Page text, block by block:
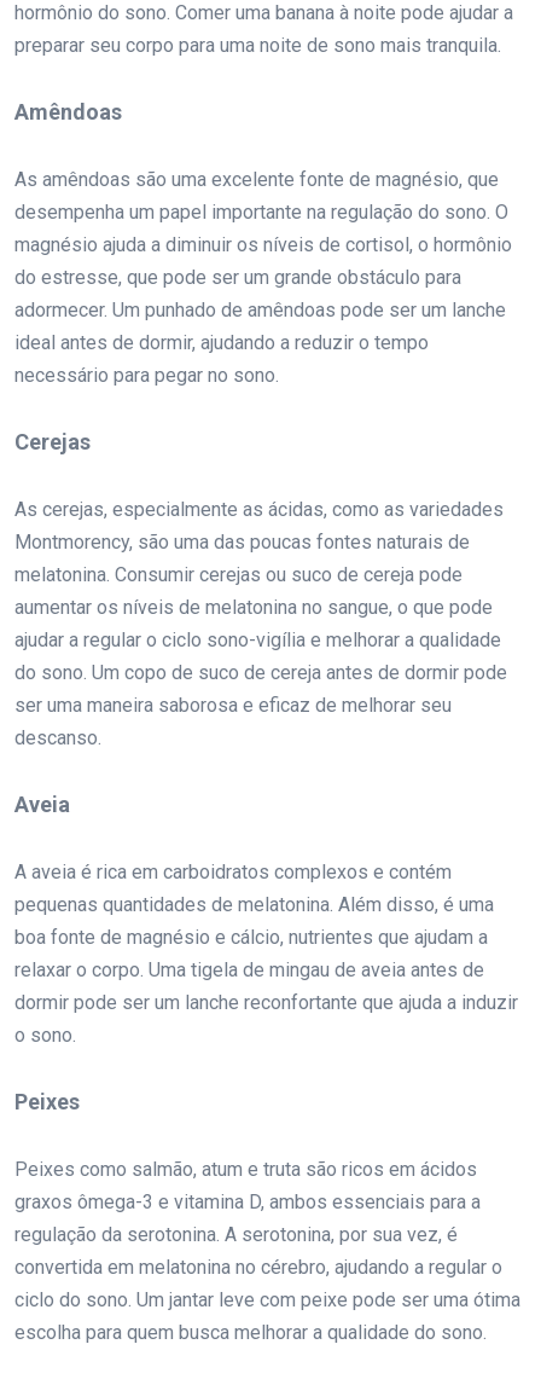
hormônio do sono. Comer uma banana à noite pode ajudar a
preparar seu corpo para uma noite de sono mais tranquila.
Amêndoas
As amêndoas são uma excelente fonte de magnésio, que
desempenha um papel importante na regulação do sono. O
magnésio ajuda a diminuir os níveis de cortisol, o hormônio
do estresse, que pode ser um grande obstáculo para
adormecer. Um punhado de amêndoas pode ser um lanche
ideal antes de dormir, ajudando a reduzir o tempo
necessário para pegar no sono.
Cerejas
As cerejas, especialmente as ácidas, como as variedades
Montmorency, são uma das poucas fontes naturais de
melatonina. Consumir cerejas ou suco de cereja pode
aumentar os níveis de melatonina no sangue, o que pode
ajudar a regular o ciclo sono-vigília e melhorar a qualidade
do sono. Um copo de suco de cereja antes de dormir pode
ser uma maneira saborosa e eficaz de melhorar seu
descanso.
Aveia
A aveia é rica em carboidratos complexos e contém
pequenas quantidades de melatonina. Além disso, é uma
boa fonte de magnésio e cálcio, nutrientes que ajudam a
relaxar o corpo. Uma tigela de mingau de aveia antes de
dormir pode ser um lanche reconfortante que ajuda a induzir
o sono.
Peixes
Peixes como salmão, atum e truta são ricos em ácidos
graxos ômega-3 e vitamina D, ambos essenciais para a
regulação da serotonina. A serotonina, por sua vez, é
convertida em melatonina no cérebro, ajudando a regular o
ciclo do sono. Um jantar leve com peixe pode ser uma ótima
escolha para quem busca melhorar a qualidade do sono.